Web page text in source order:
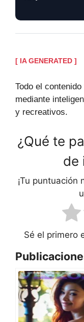
[ IA GENERATED ]
Todo el
mediante
y recreativos.
¿Qué te
de
¡Tu puntuación
Sé el primero